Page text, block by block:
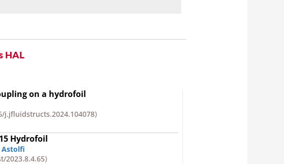
HAL
on a hydrofoil
j.jfluidstructs.2024.104078⟩
Hydrofoil
Astolfi
2023.8.4.65⟩